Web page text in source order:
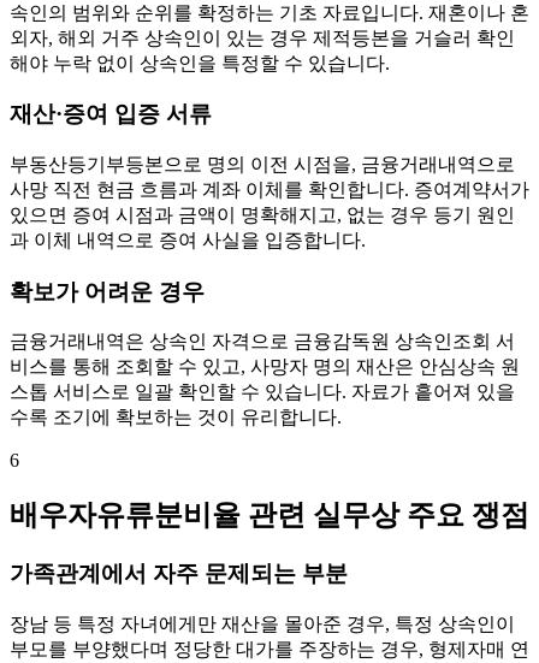
속인의 범위와 순위를 확정하는 기초 자료입니다. 재혼이나 혼
외자, 해외 거주 상속인이 있는 경우 제적등본을 거슬러 확인
해야 누락 없이 상속인을 특정할 수 있습니다.
재산·증여 입증 서류
부동산등기부등본으로 명의 이전 시점을, 금융거래내역으로
사망 직전 현금 흐름과 계좌 이체를 확인합니다. 증여계약서가
있으면 증여 시점과 금액이 명확해지고, 없는 경우 등기 원인
과 이체 내역으로 증여 사실을 입증합니다.
확보가 어려운 경우
금융거래내역은 상속인 자격으로 금융감독원 상속인조회 서
비스를 통해 조회할 수 있고, 사망자 명의 재산은 안심상속 원
스톱 서비스로 일괄 확인할 수 있습니다. 자료가 흩어져 있을
수록 조기에 확보하는 것이 유리합니다.
6
배우자유류분비율 관련 실무상 주요 쟁점
가족관계에서 자주 문제되는 부분
장남 등 특정 자녀에게만 재산을 몰아준 경우, 특정 상속인이
부모를 부양했다며 정당한 대가를 주장하는 경우, 형제자매 연